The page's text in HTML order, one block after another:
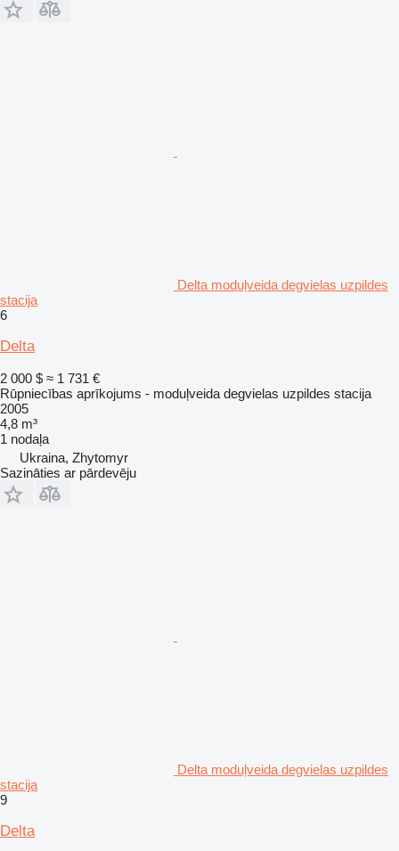
Delta moduļveida degvielas uzpildes
stacija
6
Delta
2 000 $ ≈ 1 731 €
Rūpniecības aprīkojums - moduļveida degvielas uzpildes stacija
2005
4,8 m³
1 nodaļa
Ukraina, Zhytomyr
Sazināties ar pārdevēju
Delta moduļveida degvielas uzpildes
stacija
9
Delta